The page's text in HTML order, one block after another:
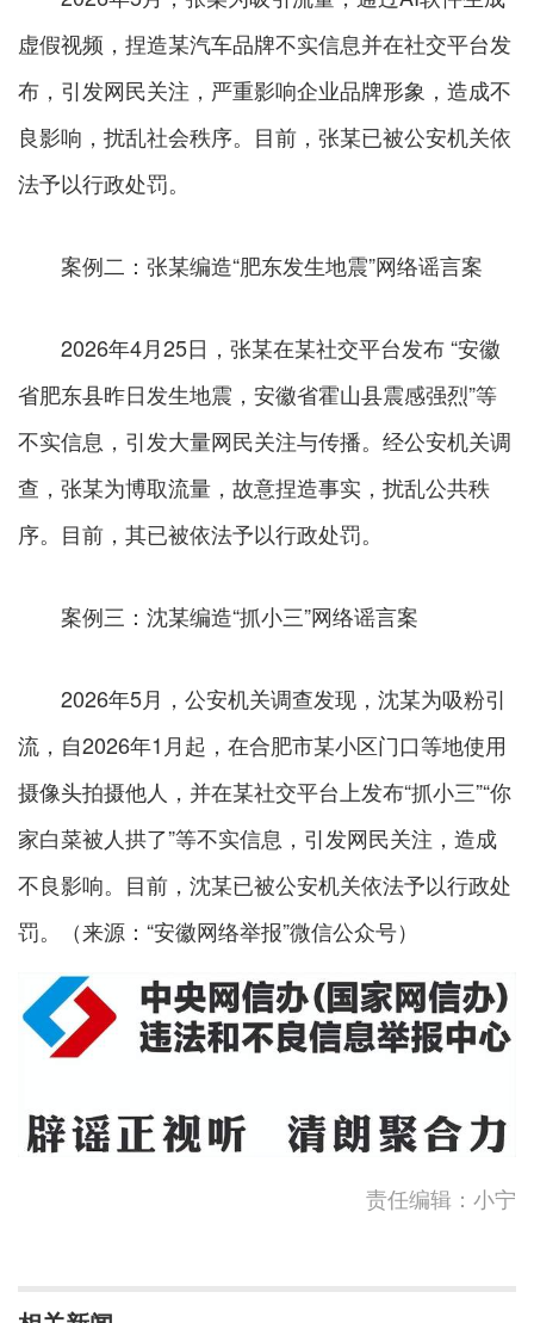
虚假视频，捏造某汽车品牌不实信息并在社交平台发
布，引发网民关注，严重影响企业品牌形象，造成不
良影响，扰乱社会秩序。目前，张某已被公安机关依
法予以行政处罚。
案例二：张某编造“肥东发生地震”网络谣言案
2026年4月25日，张某在某社交平台发布 “安徽
省肥东县昨日发生地震，安徽省霍山县震感强烈”等
不实信息，引发大量网民关注与传播。经公安机关调
查，张某为博取流量，故意捏造事实，扰乱公共秩
序。目前，其已被依法予以行政处罚。
案例三：沈某编造“抓小三”网络谣言案
2026年5月，公安机关调查发现，沈某为吸粉引
流，自2026年1月起，在合肥市某小区门口等地使用
摄像头拍摄他人，并在某社交平台上发布“抓小三”“你
家白菜被人拱了”等不实信息，引发网民关注，造成
不良影响。目前，沈某已被公安机关依法予以行政处
罚。（来源：“安徽网络举报”微信公众号）
责任编辑：小宁